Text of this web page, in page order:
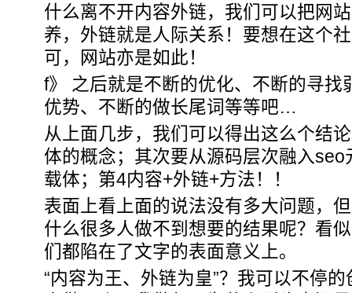
什么离不开内容外链，我们可以把网
养，外链就是人际关系！要想在这个
可，网站亦是如此！
f》 之后就是不断的优化、不断的寻找
优势、不断的做长尾词等等吧…
从上面几步，我们可以得出这么个结
体的概念；其次要从源码层次融入
载体；第4内容+外链+方法！！
表面上看上面的说法没有多大问题，
什么很多人做不到想要的结果呢？看
们都陷在了文字的表面意义上。
“内容为王、外链为皇”？我可以不停